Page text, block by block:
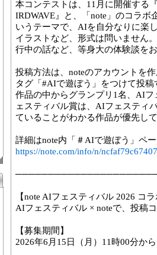
本コンテストは、11月に開催する
IRDWAVE』と、「note」のコラ
いうテーマで、AIを自分なりに楽
イラストなど、形式は問いません
行中の話など、等身大の体験談を
投稿方法は、noteのアカウントを
タグ「#AIで遊ぼう」をつけて投
作品の中からグランプリ1名、AI
ェスティバル賞は、AIフェスティ
ていることがわかる作品が優先し
詳細はnote内「＃AIで遊ぼう」ペ
https://note.com/info/n/ncfaf79c67407
【note AIフェスティバル 2026 コ
AIフェスティバル × noteで、投稿
【募集期間】
2026年6月15日（月）11時00分か